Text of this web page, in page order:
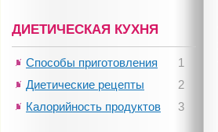
ДИЕТИЧЕСКАЯ КУХНЯ
1
Способы приготовления
2
Диетические рецепты
3
Калорийность продуктов